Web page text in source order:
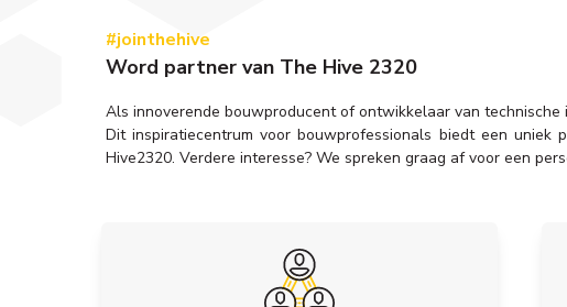
#jointhehive
Word partner van The Hive 2320
Als innoverende bouwproducent of ontwikkelaar van
Dit inspiratiecentrum voor bouwprofessionals biedt een
Hive2320. Verdere interesse? We spreken graag af voor een